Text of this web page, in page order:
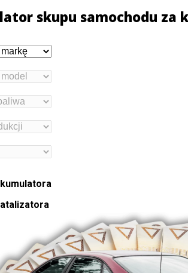
skupu samochodu za